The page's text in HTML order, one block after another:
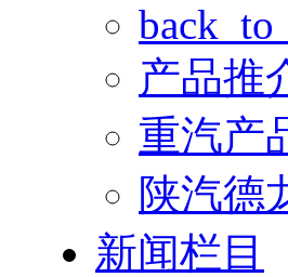
产品推
重汽产
陕汽德
新闻栏目